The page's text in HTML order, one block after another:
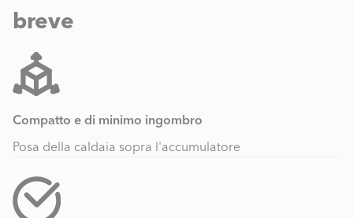
breve
Compatto e di minimo ingombro
Posa della caldaia sopra l'accumulatore